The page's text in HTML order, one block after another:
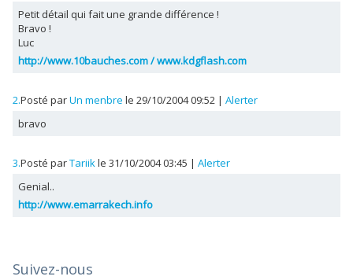
Petit détail qui fait une grande différence !
Bravo !
Luc
http://www.10bauches.com / www.kdgflash.com
2.Posté parUn menbre le 29/10/2004 09:52 | Alerter
bravo
3.Posté parTariikle 31/10/2004 03:45 | Alerter
Genial..
http://www.emarrakech.info
Suivez-nous